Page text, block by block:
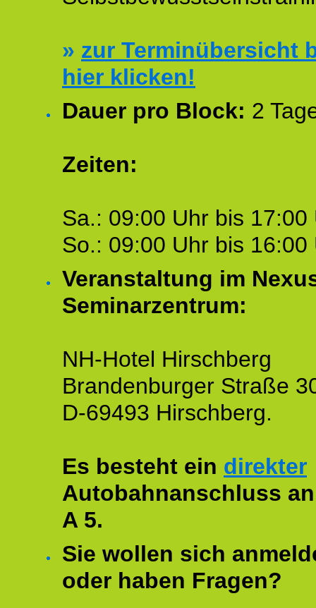
» zur Terminübersicht
hier klicken!
Dauer pro Block: 2
Zeiten:
Sa.: 09:00 Uhr bis 17:00
So.: 09:00 Uhr bis 16:00
Veranstaltung im
Seminarzentrum:
NH-Hotel Hirschberg
Brandenburger Straße
D-69493 Hirschberg.
Es besteht ein direkter
Autobahnanschluss
A 5.
Sie wollen sich
oder haben Fragen?